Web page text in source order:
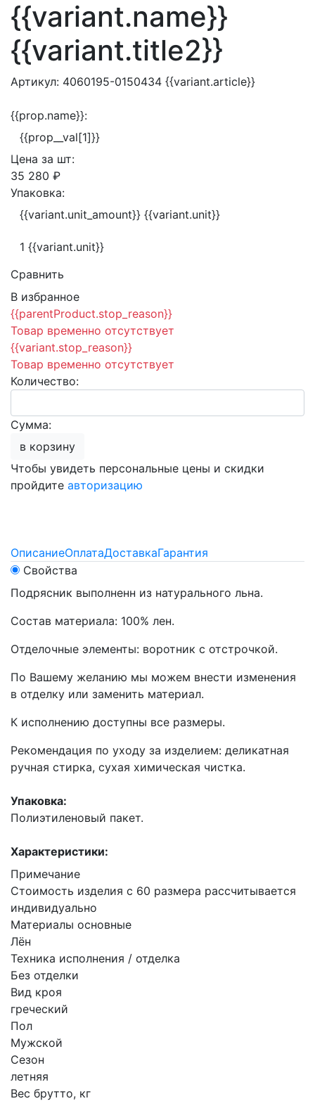
{{variant.name}}
{{variant.title2}}
Артикул: 4060195-0150434 {{variant.article}}
{{prop.name}}:
{{prop__val[1]}}
Цена за шт:
35 280 ₽
Упаковка:
{{variant.unit_amount}} {{variant.unit}}
1 {{variant.unit}}
Сравнить
В избранное
{{parentProduct.stop_reason}}
Товар временно отсутствует
{{variant.stop_reason}}
Товар временно отсутствует
Количество:
Сумма:
в корзину
Чтобы увидеть персональные цены и скидки
пройдите авторизацию
ОписаниеОплатаДоставкаГарантия
Свойства
Подрясник выполненн из натурального льна.
Состав материала: 100% лен.
Отделочные элементы: воротник с отстрочкой.
По Вашему желанию мы можем внести изменения
в отделку или заменить материал.
К исполнению доступны все размеры.
Рекомендация по уходу за изделием: деликатная
ручная стирка, сухая химическая чистка.
Упаковка:
Полиэтиленовый пакет.
Характеристики:
Примечание
Стоимость изделия с 60 размера рассчитывается
индивидуально
Материалы основные
Лён
Техника исполнения / отделка
Без отделки
Вид кроя
греческий
Пол
Мужской
Сезон
летняя
Вес брутто, кг